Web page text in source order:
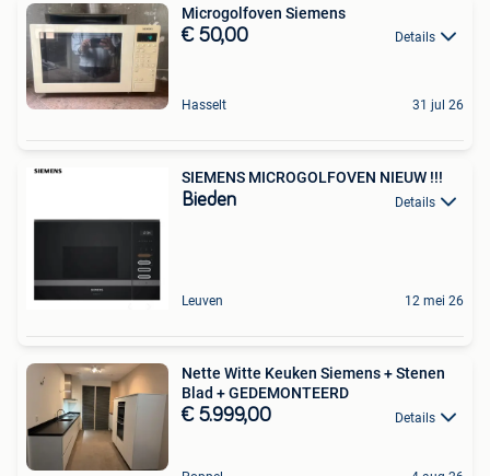
Microgolfoven Siemens
€ 50,00 Details
Hasselt 31 jul 26
SIEMENS MICROGOLFOVEN NIEUW !!!
Bieden Details
Leuven 12 mei 26
Nette Witte Keuken Siemens + Stenen
Blad + GEDEMONTEERD
€ 5.999,00 Details